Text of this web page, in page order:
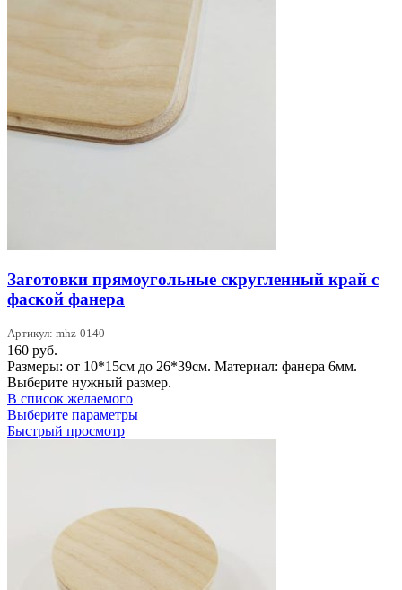
Заготовки прямоугольные скругленный край с
фаской фанера
Артикул: mhz-0140
160 руб.
Размеры: от 10*15см до 26*39см. Материал: фанера 6мм.
Выберите нужный размер.
В список желаемого
Выберите параметрыЭтот
можно
выбрать
странице
Быстрый просмотр